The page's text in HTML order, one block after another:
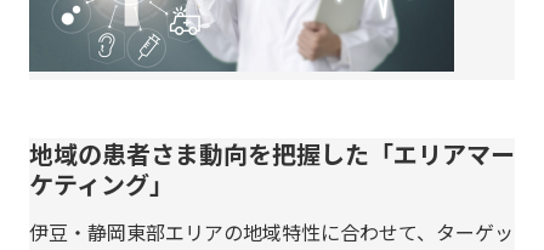
地域の患者さま動向を把握した「エリアマー
ケティング」
伊豆・静岡東部エリアの地域特性に合わせて、ターゲッ